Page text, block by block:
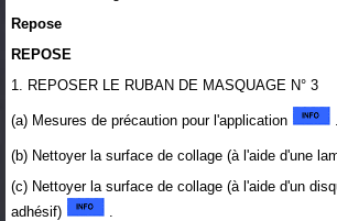
Repose
REPOSE
1. REPOSER LE RUBAN DE MASQUAGE N° 3
(a) Mesures de précaution pour l'application
(b) Nettoyer la surface de collage (à l'aide d'une
(c) Nettoyer la surface de collage (à l'aide d'un
adhésif)